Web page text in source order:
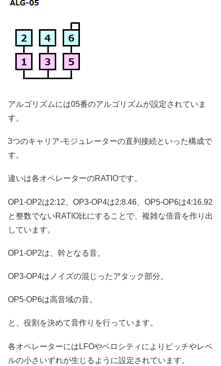
アルゴリズムには05番のアルゴリズムが設定されていま
す。
3つのキャリア-モジュレーターの直列接続といった構成で
す。
違いは各オペレーターのRATIOです。
OP1-OP2は2:12、OP3-OP4は2:8.46、OP5-OP6は4:16.92
と整数でないRATIO比にすることで、複雑な倍音を作り出
しています。
OP1-OP2は、幹となる音。
OP3-OP4はノイズの混じったアタック部分。
OP5-OP6は高音域の音。
と、役割を決めて音作りを行っています。
各オペレーターにはLFOやベロシティによりピッチやレベ
ルの小さいずれが生じるように設定されています。